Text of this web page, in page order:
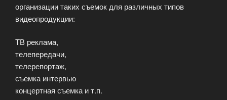
организации таких съемок для различных типов
видеопродукции:
ТВ реклама,
телепередачи,
телерепортаж,
съемка интервью
концертная съемка и т.п.